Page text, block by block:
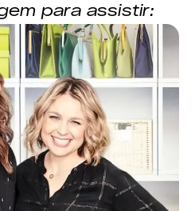
para assistir: